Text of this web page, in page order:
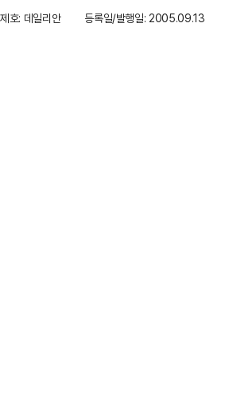
제호: 데일리안
등록일/발행일: 2005.09.13